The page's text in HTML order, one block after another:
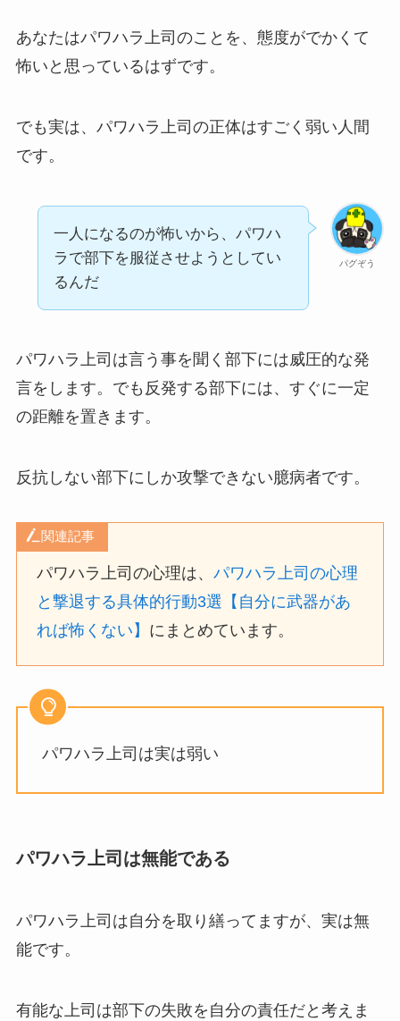
あなたはパワハラ上司のことを、態度がでかくて
怖いと思っているはずです。
でも実は、パワハラ上司の正体はすごく弱い人間
です。
パグぞう
一人になるのが怖いから、パワハ
ラで部下を服従させようとしてい
るんだ
パワハラ上司は言う事を聞く部下には威圧的な発
言をします。でも反発する部下には、すぐに一定
の距離を置きます。
反抗しない部下にしか攻撃できない臆病者です。
関連記事
パワハラ上司の心理は、パワハラ上司の心理
と撃退する具体的行動3選【自分に武器があ
れば怖くない】 にまとめています。
パワハラ上司は実は弱い
パワハラ上司は無能である
パワハラ上司は自分を取り繕ってますが、実は無
能です。
有能な上司は部下の失敗を自分の責任だと考えま